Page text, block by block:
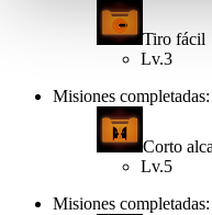
Tiro fácil
Lv.3
Misiones
Corto
Lv.5
Misiones